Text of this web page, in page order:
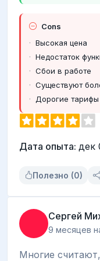
Cons
Высокая цена
Недостаток
Сбои в работе
Существуют
Дорогие тарифы
Дата опыта: дек
Полезно (0)
Сергей
9 месяцев
Многие